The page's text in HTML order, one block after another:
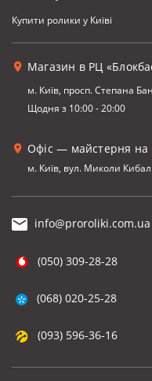
Купити ролики у Київі
Магазин в РЦ
м. Київ, просп. Степана
Щодня з 10:00 - 20:00
Офіс — майстерня
м. Київ, вул. Миколи
info@proroliki.com.ua
(050) 309-28-28
(068) 020-25-28
(093) 596-36-16